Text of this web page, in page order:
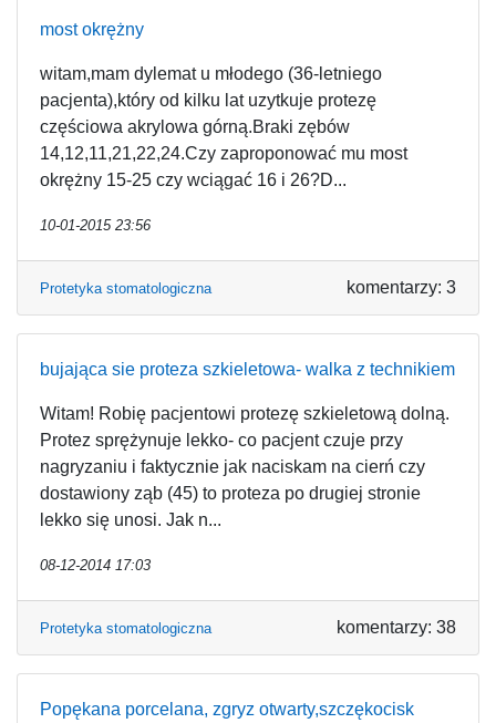
most okrężny
witam,mam dylemat u młodego (36-letniego
pacjenta),który od kilku lat uzytkuje protezę
częściowa akrylowa górną.Braki zębów
14,12,11,21,22,24.Czy zaproponować mu most
okrężny 15-25 czy wciągać 16 i 26?D...
10-01-2015 23:56
Protetyka stomatologiczna komentarzy: 3
bujająca sie proteza szkieletowa- walka z technikiem
Witam! Robię pacjentowi protezę szkieletową dolną.
Protez sprężynuje lekko- co pacjent czuje przy
nagryzaniu i faktycznie jak naciskam na cierń czy
dostawiony ząb (45) to proteza po drugiej stronie
lekko się unosi. Jak n...
08-12-2014 17:03
Protetyka stomatologiczna komentarzy: 38
Popękana porcelana, zgryz otwarty,szczękocisk